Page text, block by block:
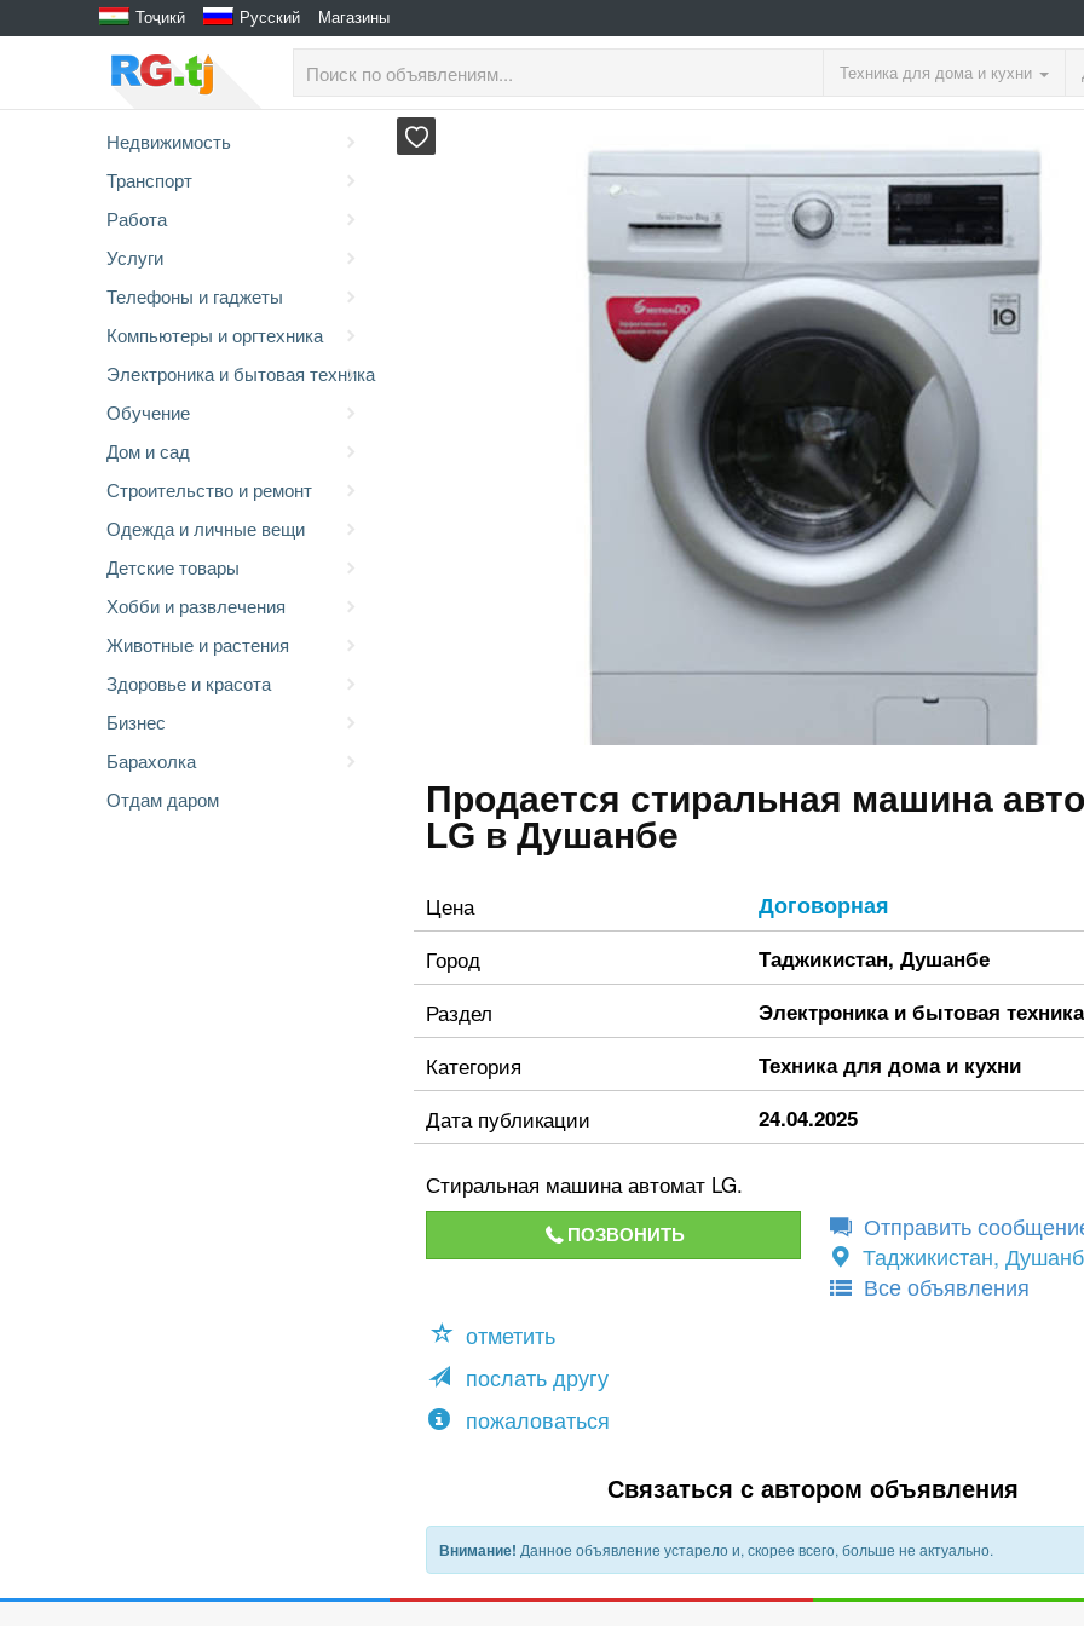
Тоҷикӣ Русский Магазины
Техника для дома и кухни
Недвижимость
Транспорт
Работа
Услуги
Телефоны и гаджеты
Компьютеры и оргтехника
Электроника и бытовая техника
Обучение
Дом и сад
Строительство и ремонт
Одежда и личные вещи
Детские товары
Хобби и развлечения
Животные и растения
Здоровье и красота
Бизнес
Барахолка
Отдам даром
Продается стиральная машина
LG в Душанбе
Цена Договорная
Город Таджикистан, Душанбе
Раздел Электроника и бытовая техника
Категория Техника для дома и кухни
Дата публикации 24.04.2025
Стиральная машина автомат LG.
ПОЗВОНИТЬ
Отправить
Таджикистан,
Все объявления
отметить
послать другу
пожаловаться
Связаться с автором объявления
Внимание! Данное объявление устарело и, скорее всего, больше не актуально.